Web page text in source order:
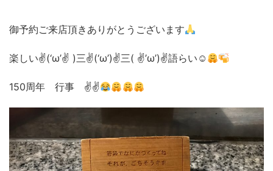
御予約ご来店頂きありがとうございます
楽しい✌(‘ω’✌ )三✌(‘ω’)✌三( ✌’ω’)✌語らい☺
150周年 行事 ✌✌